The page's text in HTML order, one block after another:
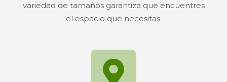
variedad de tamaños garantiza que encuentres
el espacio que necesitas.